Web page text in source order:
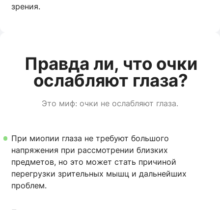
зрения.
Правда ли, что очки
ослабляют глаза?
Это миф: очки не ослабляют глаза.
При миопии глаза не требуют большого
напряжения при рассмотрении близких
предметов, но это может стать причиной
перегрузки зрительных мышц и дальнейших
проблем.